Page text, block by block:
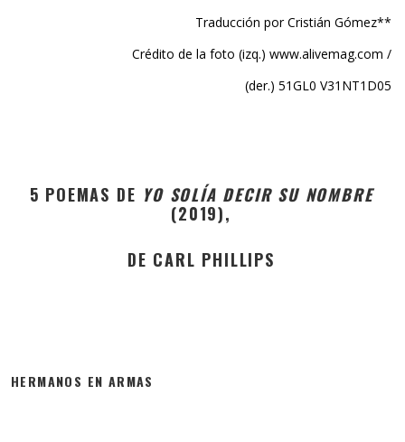
Traducción por Cristián Gómez**
Crédito de la foto (izq.) www.alivemag.com /
(der.) 51GL0 V31NT1D05
5 POEMAS DE YO SOLÍA DECIR SU NOMBRE
(2019),
DE CARL PHILLIPS
HERMANOS EN ARMAS